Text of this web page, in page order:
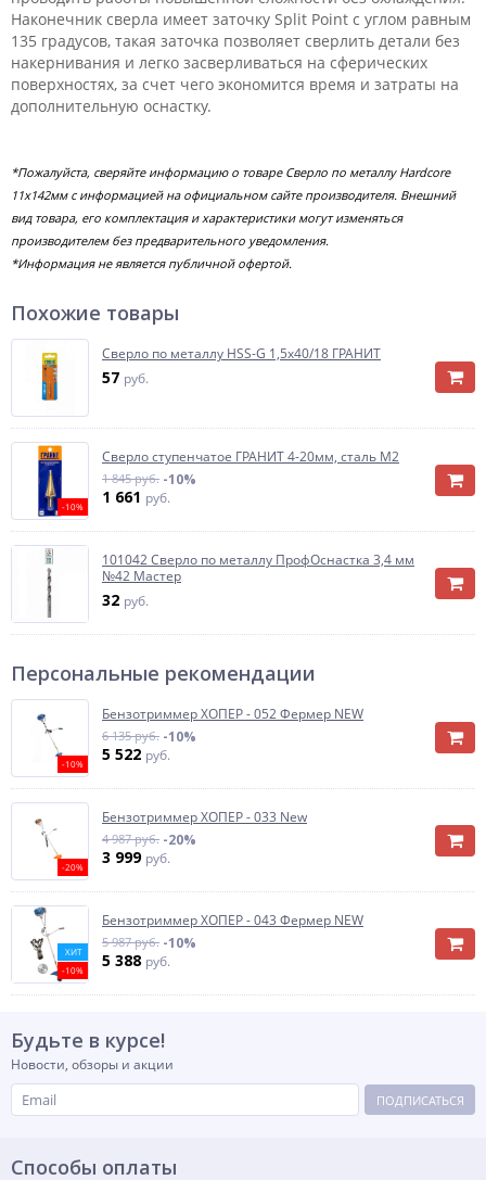
Наконечник сверла имеет заточку Split Point с углом равным
135 градусов, такая заточка позволяет сверлить детали без
накернивания и легко засверливаться на сферических
поверхностях, за счет чего экономится время и затраты на
дополнительную оснастку.
*Пожалуйста, сверяйте информацию о товаре Сверло по металлу Hardcore
11х142мм с информацией на официальном сайте производителя. Внешний
вид товара, его комплектация и характеристики могут изменяться
производителем без предварительного уведомления.
*Информация не является публичной офертой.
Похожие товары
Сверло по металлу HSS-G 1,5х40/18 ГРАНИТ
57 руб.
-10%
Сверло ступенчатое ГРАНИТ 4-20мм, сталь М2
1 845 руб. -10%
1 661 руб.
101042 Сверло по металлу ПрофОснастка 3,4 мм
№42 Мастер
32 руб.
Персональные рекомендации
-10%
Бензотриммер ХОПЕР - 052 Фермер NEW
6 135 руб. -10%
5 522 руб.
-20%
Бензотриммер ХОПЕР - 033 New
4 987 руб. -20%
3 999 руб.
ХИТ
-10%
Бензотриммер ХОПЕР - 043 Фермер NEW
5 987 руб. -10%
5 388 руб.
Будьте в курсе!
Новости, обзоры и акции
ПОДПИСАТЬСЯ
Способы оплаты